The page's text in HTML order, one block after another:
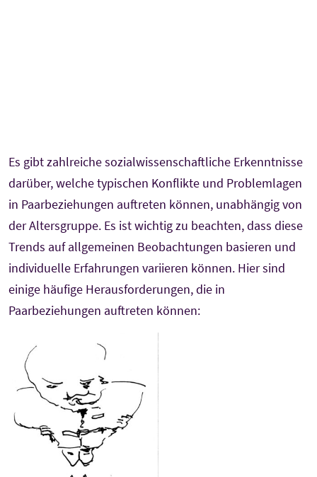
Es gibt zahlreiche sozialwissenschaftliche Erkenntnisse
darüber, welche typischen Konflikte und Problemlagen
in Paarbeziehungen auftreten können, unabhängig von
der Altersgruppe. Es ist wichtig zu beachten, dass diese
Trends auf allgemeinen Beobachtungen basieren und
individuelle Erfahrungen variieren können. Hier sind
einige häufige Herausforderungen, die in
Paarbeziehungen auftreten können: